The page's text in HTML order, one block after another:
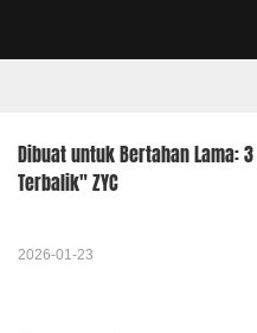
Dibuat untuk Bertahan Lama:
Terbalik" ZYC
2026-01-23